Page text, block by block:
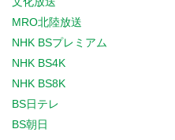
MRO北陸放送
NHK BSプレミアム
NHK BS4K
NHK BS8K
BS日テレ
BS朝日